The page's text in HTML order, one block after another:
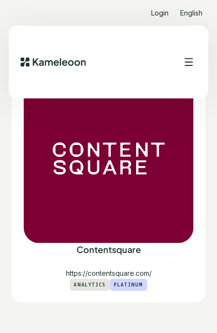
Login English
Contentsquare
https://contentsquare.com/
ANALYTICS PLATINUM